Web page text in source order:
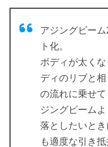
アジングビー
ト化。
ボディが太く
ディのリブと
の流れに乗せ
ジングビーム
落としたいと
も適度な引き